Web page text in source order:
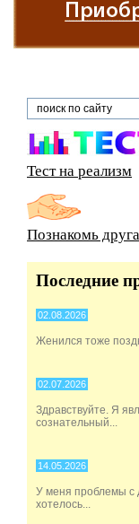
Тест на реализм
Познакомь
Последние
02.08.2026
Женился тоже
02.07.2026
Здравствуйте. Я
сознательный...
14.05.2026
У меня проблемы с
хотелось...